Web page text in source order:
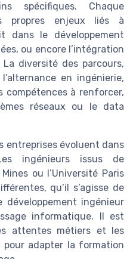
spécifiques. Chaque
propres enjeux liés à
dans le développement
ou encore l’intégration
diversité des parcours,
en ingénierie,
compétences à renforcer,
réseaux ou le data
entreprises évoluent dans
ingénieurs issus de
ou l’Université Paris
qu’il s’agisse de
développement ingénieur
informatique. Il est
attentes métiers et les
pour adapter la formation